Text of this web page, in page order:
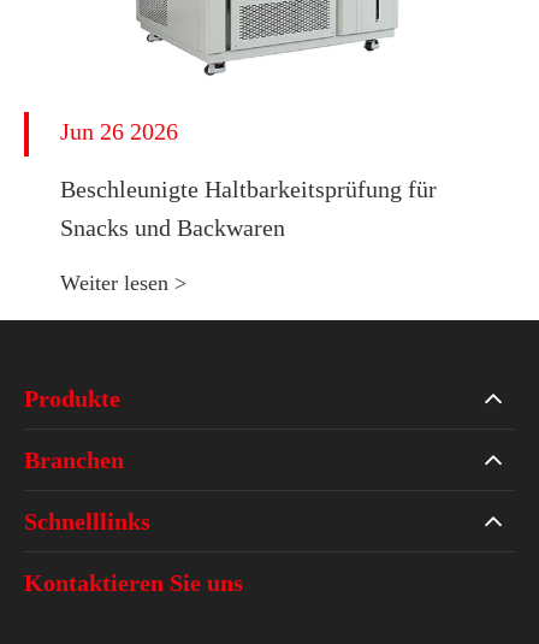
Jun 26 2026
Beschleunigte Haltbarkeitsprüfung für
Snacks und Backwaren
Weiter lesen >
Produkte
Branchen
Schnelllinks
Kontaktieren Sie uns